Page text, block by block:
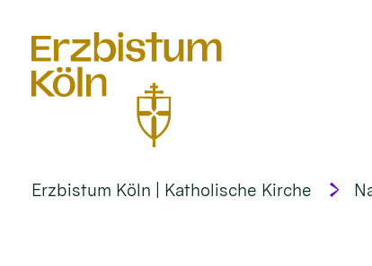
Erzbistum Köln | Katholische Kirche